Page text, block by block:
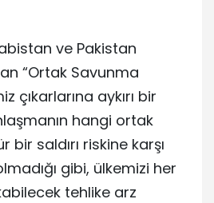
ve Pakistan
“Ortak Savunma
çıkarlarına aykırı bir
hangi ortak
saldırı riskine karşı
gibi, ülkemizi her
tehlike arz